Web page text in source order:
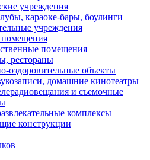
учреждения
караоке-бары, боулинги
учреждения
помещения
рестораны
оздоровительные объекты
домашние кинотеатры
и съемочные
комплексы
конструкции